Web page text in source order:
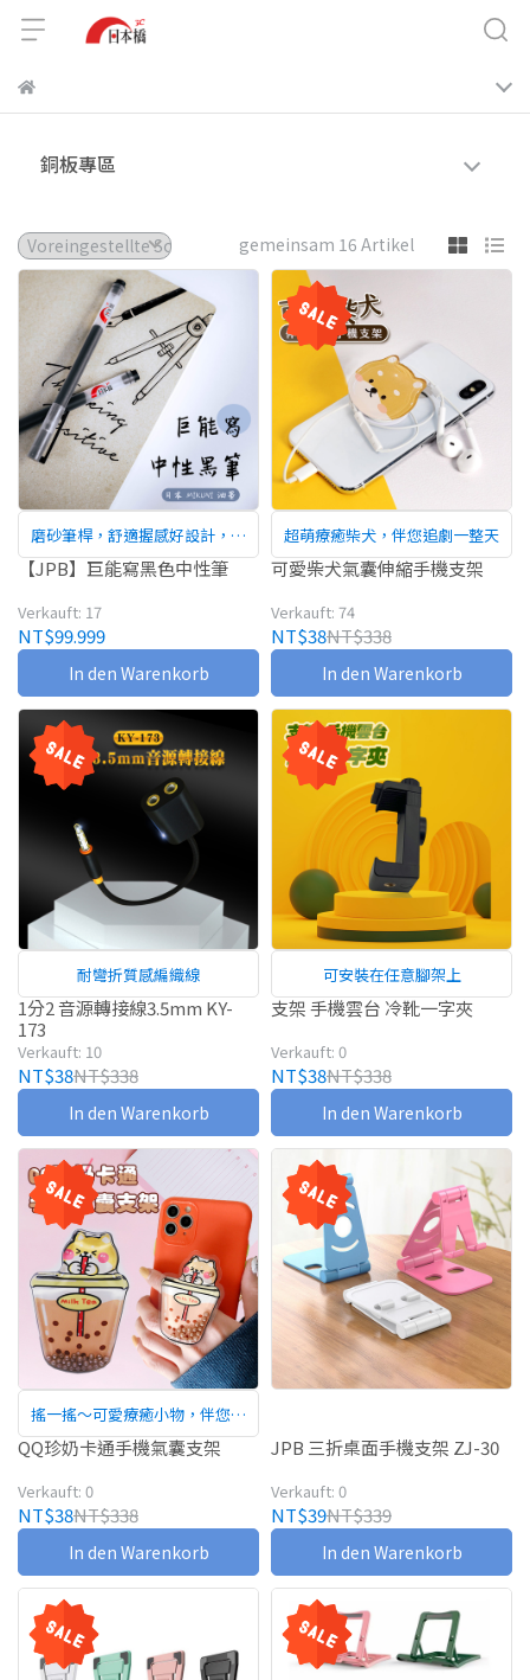
銅板專區
gemeinsam 16 Artikel
磨砂筆桿，舒適握感好設計，長
時間書寫不易疲倦
【JPB】巨能寫黑色中性筆
Verkauft: 17
NT$99.999
In den Warenkorb
超萌療癒柴犬，伴您追劇一整天
可愛柴犬氣囊伸縮手機支架
Verkauft: 74
NT$38NT$338
In den Warenkorb
耐彎折質感編織線
1分2 音源轉接線3.5mm KY-
173
Verkauft: 10
NT$38NT$338
In den Warenkorb
可安裝在任意腳架上
支架 手機雲台 冷靴一字夾
Verkauft: 0
NT$38NT$338
In den Warenkorb
搖一搖～可愛療癒小物，伴您追
劇一整天
QQ珍奶卡通手機氣囊支架
Verkauft: 0
NT$38NT$338
In den Warenkorb
JPB 三折桌面手機支架 ZJ-30
Verkauft: 0
NT$39NT$339
In den Warenkorb